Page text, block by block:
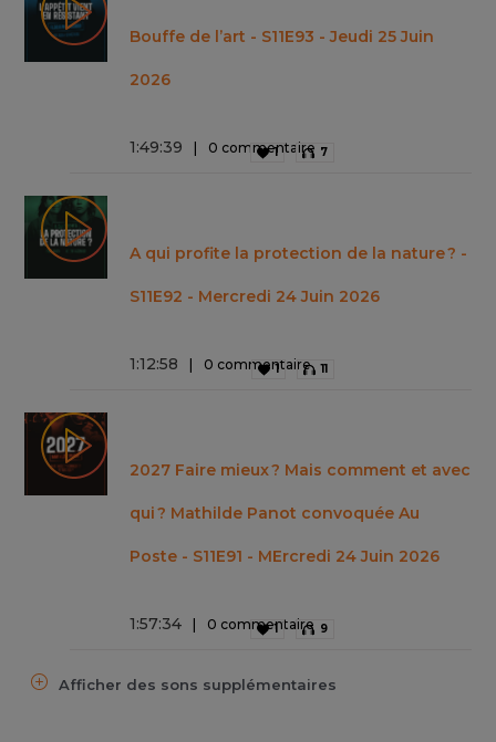
Bouffe de l’art - S11E93 - Jeudi 25 Juin
2026
1:49:39 0 commentaire
1 7
A qui profite la protection de la nature ? -
S11E92 - Mercredi 24 Juin 2026
1:12:58 0 commentaire
1 11
2027 Faire mieux ? Mais comment et avec
qui ? Mathilde Panot convoquée Au
Poste - S11E91 - MErcredi 24 Juin 2026
1:57:34 0 commentaire
1 9
Afficher des sons supplémentaires